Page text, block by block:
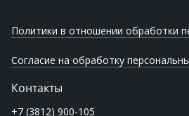
Политики в отношении обработки
Согласие на обработку
Контакты
+7 (3812) 900-105